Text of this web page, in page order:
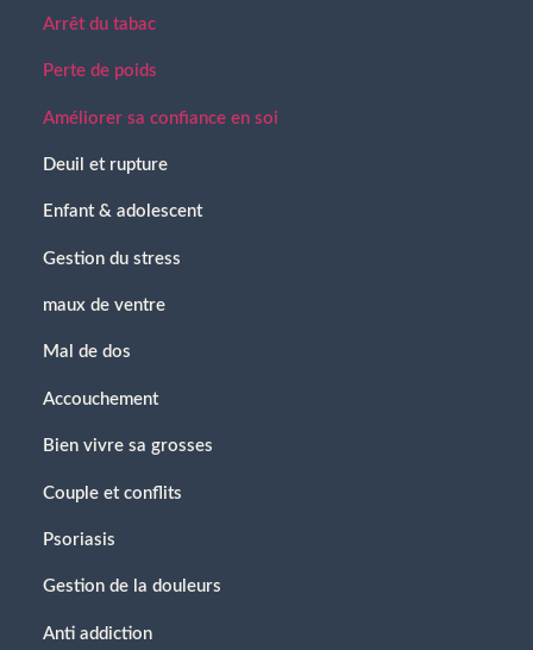
Arrêt du tabac
Perte de poids
Améliorer sa confiance en soi
Deuil et rupture
Enfant & adolescent
Gestion du stress
maux de ventre
Mal de dos
Accouchement
Bien vivre sa grosses
Couple et conflits
Psoriasis
Gestion de la douleurs
Anti addiction